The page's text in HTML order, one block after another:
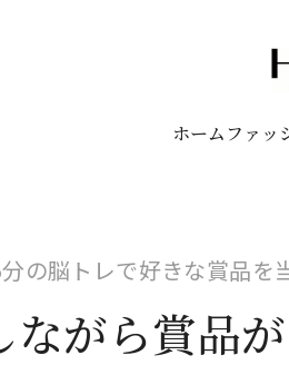
ホーム ファッ
の脳トレで好きな賞品を
ながら賞品